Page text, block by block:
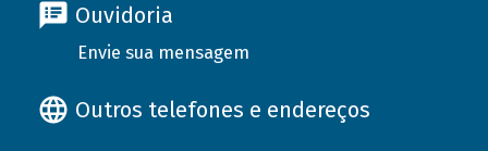
Ouvidoria
Envie sua mensagem
Outros telefones e endereços